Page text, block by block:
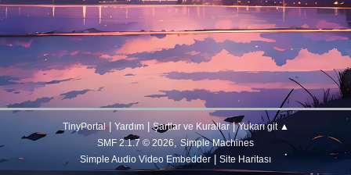
TinyPortal| Yardım|Şartlar ve Kurallar|Yukarı git ▲
SMF 2.1.7 © 2026, Simple Machines
Simple Audio Video Embedder
Site Haritası